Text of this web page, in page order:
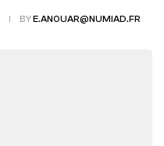
BYE.ANOUAR@NUMIAD.FR